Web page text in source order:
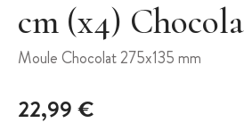
cm (x4)
Moule Chocolat 275x135 mm
22,99 €